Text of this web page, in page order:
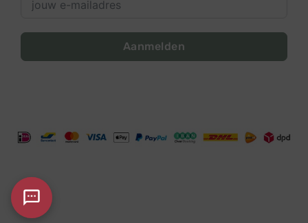
Aanmelden